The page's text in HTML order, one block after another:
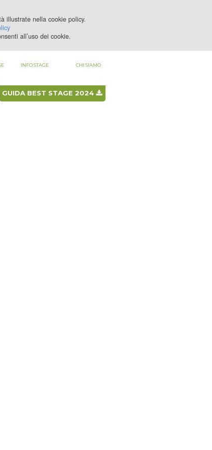
REGISTRATI
LOGIN
GUIDA BEST STAGE 2024
INFO STAGE CHI SIAMO
illustrate nella cookie policy.
all’uso dei cookie.